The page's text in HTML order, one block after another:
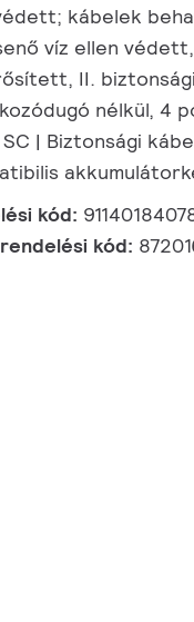
kábelek
víz ellen
II.
nélkül, 4
| Biztonsági
kód:
kód: